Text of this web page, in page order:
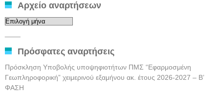
Αρχείο αναρτήσεων
Αρχείο
Πρόσφατες αναρτήσεις
Πρόσκληση Υποβολής υποψηφιοτήτων ΠΜΣ “Εφαρμοσμένη
Γεωπληροφορική” χειμερινού εξαμήνου ακ. έτους 2026-2027 – Β’
ΦΑΣΗ